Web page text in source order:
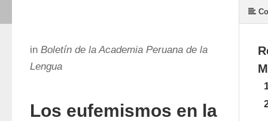
in Boletín de la Academia Peruana de la
Lengua
Los eufemismos en la